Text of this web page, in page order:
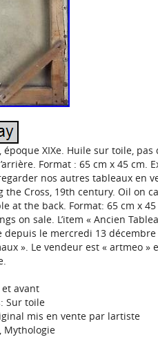
époque XIXe. Huile sur toile,
Format : 65 cm x 45
nos autres tableaux en
the Cross, 19th century. Oil on
at the back. Format: 65 cm x
on sale. L’item « Ancien
depuis le mercredi 13
». Le vendeur est « artmeo
et avant
Sur toile
mis en vente par lartiste
Mythologie